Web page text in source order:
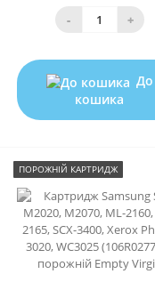
- +
До
кошика
ПОРОЖНIЙ КАРТРИДЖ